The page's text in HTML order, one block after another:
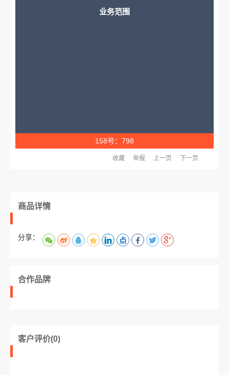
业务范围
158号：798
收藏 举报 上一页 下一页
商品详情
分享：
合作品牌
客户评价(0)